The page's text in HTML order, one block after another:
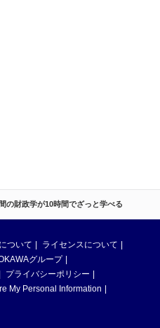
の財政学が10時間でざっと学べる
ついて
ライセンスについて
グループ
プライバシーポリシー
My Personal Information